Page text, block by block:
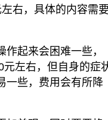
右，具体的内容需
起来会困难一些，
左右，但自身的症
一些，费用会有所降